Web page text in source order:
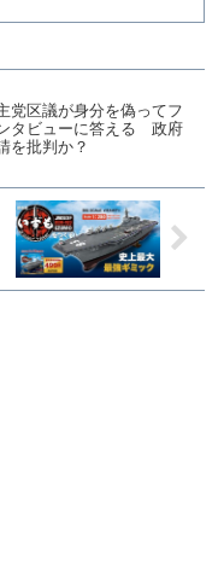
党区議が身分を偽ってフ
タビューに答える 政府
を批判か？